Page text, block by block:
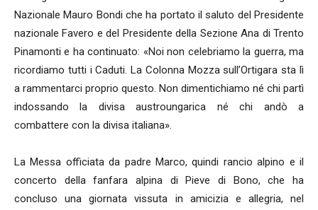
Nazionale Mauro Bondi che ha portato il saluto del Presidente
nazionale Favero e del Presidente della Sezione Ana di Trento
Pinamonti e ha continuato: «Noi non celebriamo la guerra, ma
ricordiamo tutti i Caduti. La Colonna Mozza sull’Ortigara sta lì
a rammentarci proprio questo. Non dimentichiamo né chi partì
indossando la divisa austroungarica né chi andò a
combattere con la divisa italiana».
La Messa officiata da padre Marco, quindi rancio alpino e il
concerto della fanfara alpina di Pieve di Bono, che ha
concluso una giornata vissuta in amicizia e allegria, nel